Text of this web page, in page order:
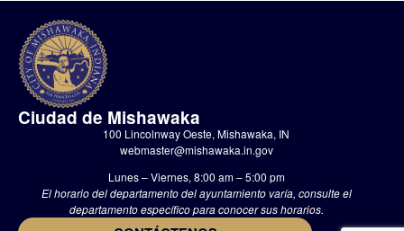
Ciudad de Mishawaka
100 Lincolnway Oeste, Mishawaka, IN
webmaster@mishawaka.in.gov
Lunes – Viernes, 8:00 am – 5:00 pm
El horario del departamento del ayuntamiento varía, consulte el
departamento específico para conocer sus horarios.